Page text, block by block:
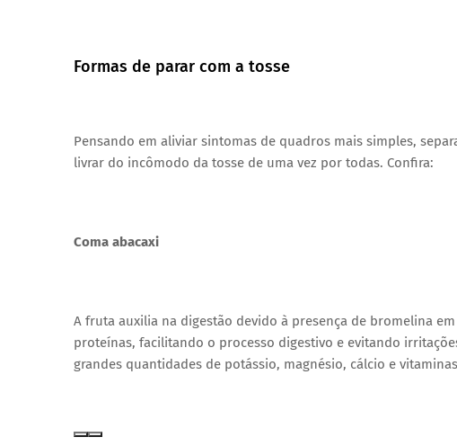
Formas de parar com a tosse
Pensando em aliviar sintomas de quadros mais simples,
livrar do incômodo da tosse de uma vez por todas. Confira:
Coma abacaxi
A fruta auxilia na digestão devido à presença de bromelina
proteínas, facilitando o processo digestivo e evitando
grandes quantidades de potássio, magnésio, cálcio e vitaminas